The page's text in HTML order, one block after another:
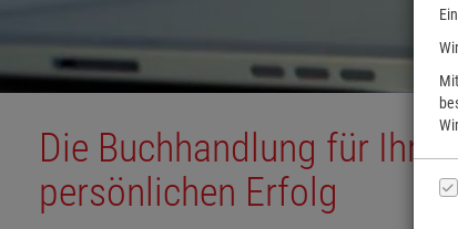
Die Buchhandlung für
persönlichen Erfolg